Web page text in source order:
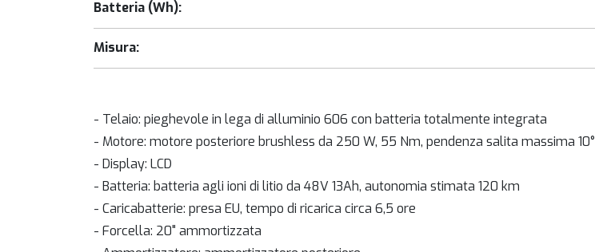
Batteria (Wh):
Misura:
- Telaio: pieghevole in lega di alluminio 606 con batteria totalmente integrata
- Motore: motore posteriore brushless da 250 W, 55 Nm, pendenza salita massima 10°
- Display: LCD
- Batteria: batteria agli ioni di litio da 48V 13Ah, autonomia stimata 120 km
- Caricabatterie: presa EU, tempo di ricarica circa 6,5 ore
- Forcella: 20" ammortizzata